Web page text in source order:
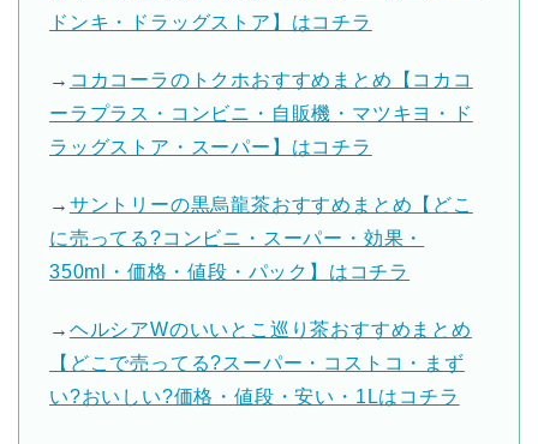
ドンキ・ドラッグストア】はコチラ
→ コカコーラのトクホおすすめまとめ【コカコ
ーラプラス・コンビニ・自販機・マツキヨ・ド
ラッグストア・スーパー】はコチラ
→ サントリーの黒烏龍茶おすすめまとめ【どこ
に売ってる?コンビニ・スーパー・効果・
350ml・価格・値段・パック】はコチラ
→ ヘルシアWのいいとこ巡り茶おすすめまとめ
【どこで売ってる?スーパー・コストコ・まず
い?おいしい?価格・値段・安い・1Lはコチラ